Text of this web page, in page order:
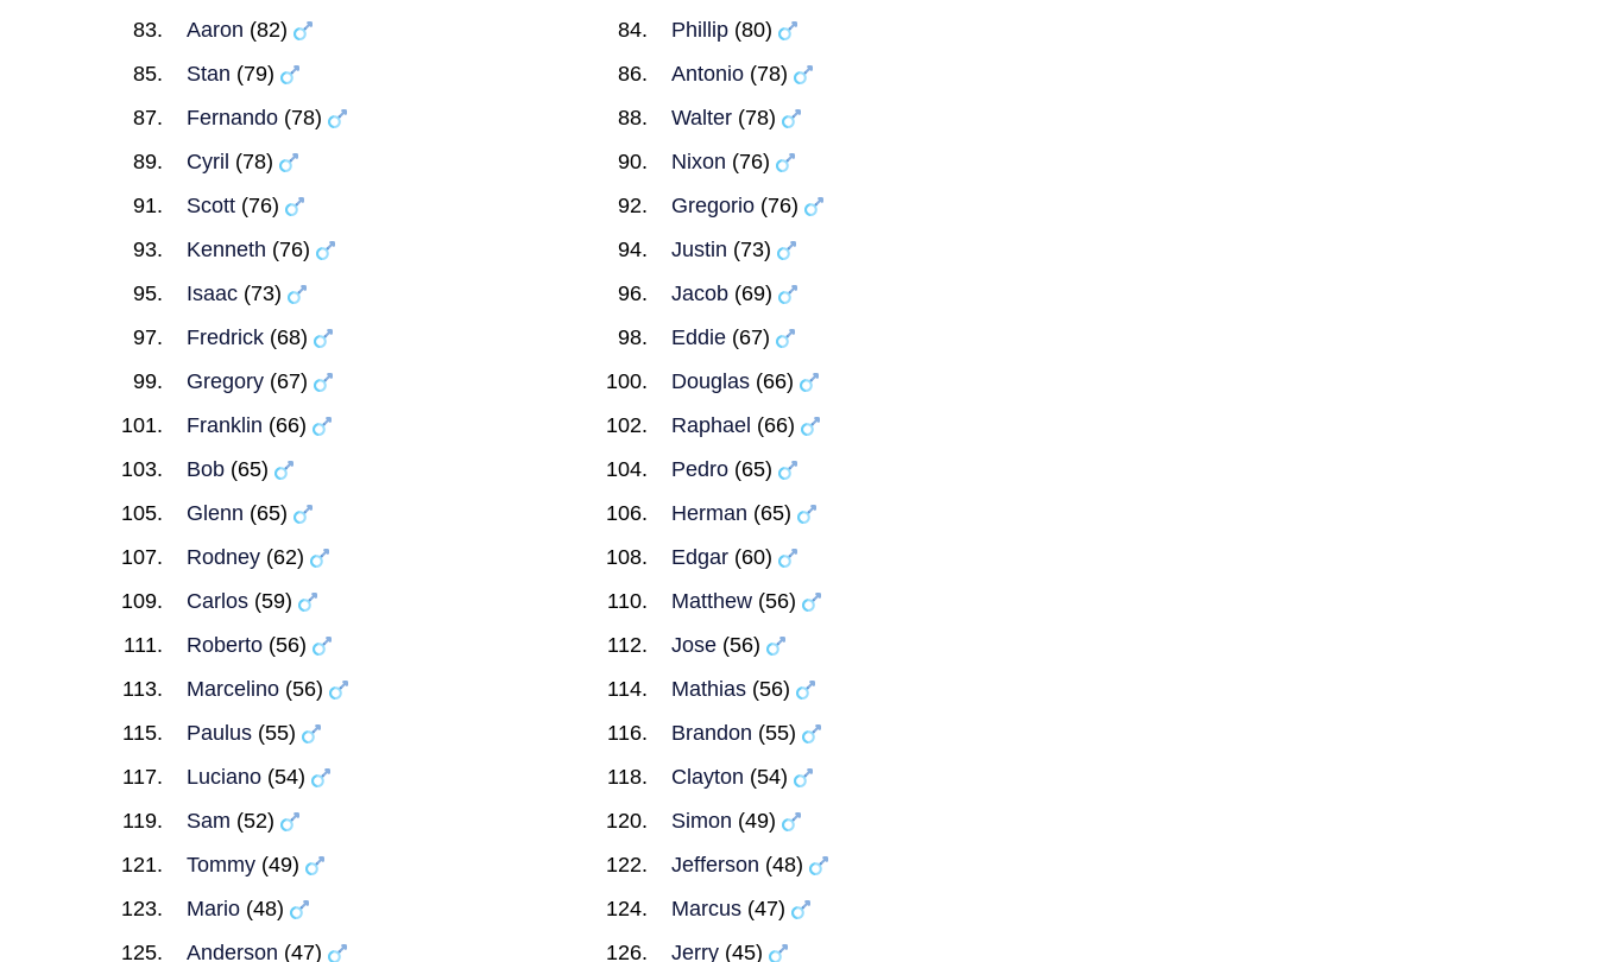
Aaron (82) Phillip(80)
Stan (79) Antonio(78)
Fernando (78) Walter(78)
Cyril (78) Nixon (76)
Scott (76) Gregorio(76)
Kenneth (76) Justin (73)
Isaac (73) Jacob(69)
Fredrick (68) Eddie(67)
Gregory (67) Douglas(66)
Franklin (66) Raphael (66)
Bob (65) Pedro(65)
Glenn (65) Herman (65)
Rodney (62) Edgar(60)
Carlos (59) Matthew(56)
Roberto (56) Jose(56)
Marcelino (56) Mathias(56)
Paulus (55) Brandon (55)
Luciano (54) Clayton (54)
Sam (52) Simon (49)
Tommy (49) Jefferson (48)
Mario (48) Marcus(47)
Anderson (47) Jerry(45)